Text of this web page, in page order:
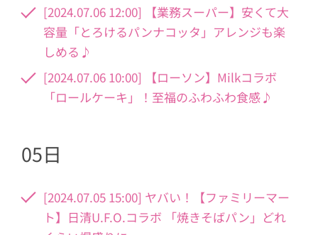
[2024.07.06 12:00] 【業務スーパー】安くて大
容量「とろけるパンナコッタ」アレンジも楽
しめる♪
[2024.07.06 10:00] 【ローソン】Milkコラボ
「ロールケーキ」！至福のふわふわ食感♪
05日
[2024.07.05 15:00] ヤバい！【ファミリーマー
ト】日清U.F.O.コラボ 「焼きそばパン」どれ